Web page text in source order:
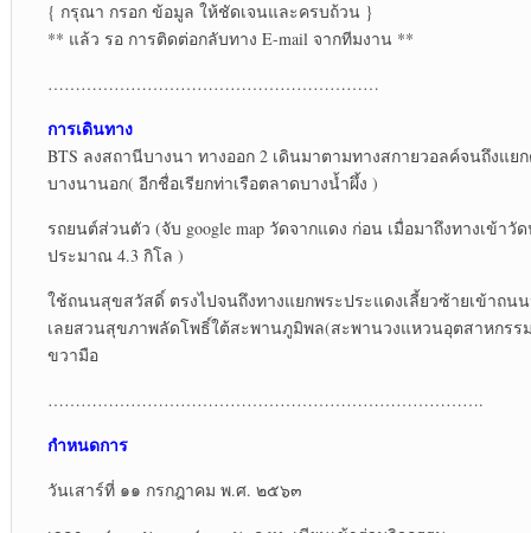
{ กรุณา กรอก ข้อมูล ให้ชัดเจนและครบถ้วน }
** แล้ว รอ การติดต่อกลับทาง E-mail จากทีมงาน **
……………………………………………………
การเดินทาง
BTS ลงสถานีบางนา ทางออก 2 เดินมาตามทางสกายวอลค์จนถึงแ
บางนานอก( อีกชื่อเรียกท่าเรือตลาดบางน้ำผึ้ง )
รถยนต์ส่วนตัว (จับ google map วัดจากแดง ก่อน เมื่อมาถึงทางเข้า
ประมาณ 4.3 กิโล )
ใช้ถนนสุขสวัสดิ์ ตรงไปจนถึงทางแยกพระประแดงเลี้ยวซ้ายเข้าถน
เลยสวนสุขภาพลัดโพธิ์ใต้สะพานภูมิพล(สะพานวงแหวนอุตสาหกรร
ขวามือ
…………………………………………………………………….
กำหนดการ
วันเสาร์ที่ ๑๑ กรกฎาคม พ.ศ. ๒๕๖๓